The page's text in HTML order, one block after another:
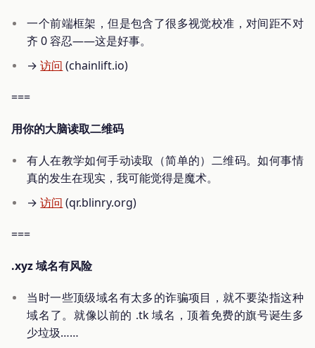
一个前端框架，但是包含了很多视觉校准，对间距不对
齐 0 容忍——这是好事。
→访问 (chainlift.io)
===
用你的大脑读取二维码
有人在教学如何手动读取（简单的）二维码。如何事情
真的发生在现实，我可能觉得是魔术。
→访问 (qr.blinry.org)
===
.xyz 域名有风险
当时一些顶级域名有太多的诈骗项目，就不要染指这种
域名了。就像以前的 .tk 域名，顶着免费的旗号诞生多
少垃圾……